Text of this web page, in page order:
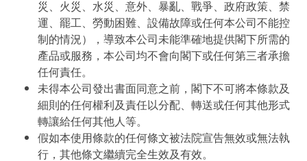
災、火災、水災、意外、暴亂、戰爭、政府政策、禁
運、罷工、勞動困難、設備故障或任何本公司不能控
制的情況），導致本公司未能準確地提供閣下所需的
產品或服務，本公司均不會向閣下或任何第三者承擔
任何責任。
未得本公司發出書面同意之前，閣下不可將本條款及
細則的任何權利及責任以分配、轉送或任何其他形式
轉讓給任何其他人等。
假如本使用條款的任何條文被法院宣告無效或無法執
行，其他條文繼續完全生效及有效。